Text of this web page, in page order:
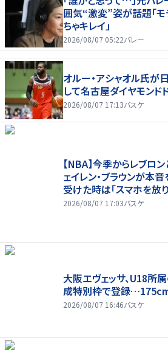
囲気“激変”姿が話題「モ
ちゃキレイ」
2026/08/07 05:22バレー
オルー・アシャオル氏
して名古屋ダイヤモンド
2026/08/07 17:13バスケ
【NBA】今季からレブロ
ェイレン・ブラウンが本
受けた時は「スマホを放
2026/08/07 17:03バスケ
大阪エヴェッサ、U18所
成特別枠で登録
2026/08/07 16:46バスケ